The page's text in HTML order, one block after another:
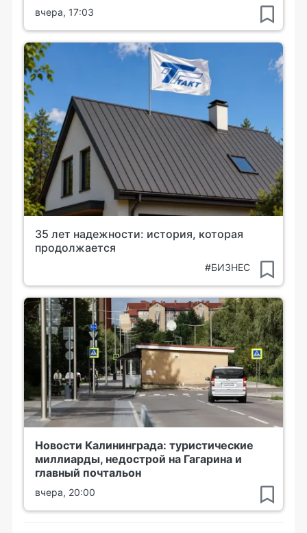
вчера, 17:03
35 лет надежности: история, которая
продолжается
#БИЗНЕС
Новости Калининграда: туристические
миллиарды, недострой на Гагарина и
главный почтальон
вчера, 20:00